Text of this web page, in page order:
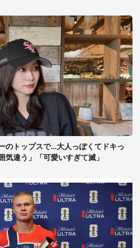
のトップスで...大人っぽくてドキっ
気違う」「可愛いすぎて滅」